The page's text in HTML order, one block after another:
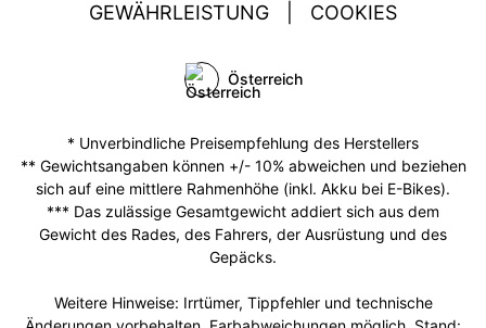
GEWÄHRLEISTUNG
COOKIES
Österreich
* Unverbindliche Preisempfehlung des Herstellers
** Gewichtsangaben können +/- 10% abweichen und beziehen
sich auf eine mittlere Rahmenhöhe (inkl. Akku bei E-Bikes).
*** Das zulässige Gesamtgewicht addiert sich aus dem
Gewicht des Rades, des Fahrers, der Ausrüstung und des
Gepäcks.
Weitere Hinweise: Irrtümer, Tippfehler und technische